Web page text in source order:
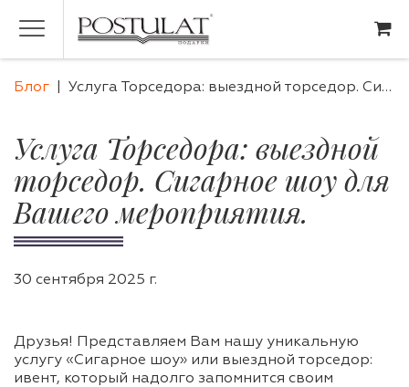
Блог Услуга Торседора: выездной торседор. Сигарное шоу для Вашего мероприятия.
Услуга Торседора: выездной
торседор. Сигарное шоу для
Вашего мероприятия.
30 сентября 2025 г.
Друзья! Представляем Вам нашу уникальную
услугу «Сигарное шоу» или выездной торседор:
ивент, который надолго запомнится своим